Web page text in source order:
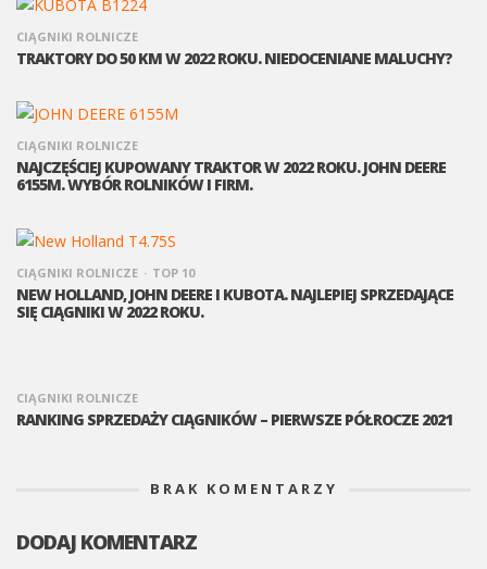
CIĄGNIKI ROLNICZE
TRAKTORY DO 50 KM W 2022 ROKU. NIEDOCENIANE MALUCHY?
CIĄGNIKI ROLNICZE
NAJCZĘŚCIEJ KUPOWANY TRAKTOR W 2022 ROKU. JOHN DEERE
6155M. WYBÓR ROLNIKÓW I FIRM.
CIĄGNIKI ROLNICZE TOP 10
NEW HOLLAND, JOHN DEERE I KUBOTA. NAJLEPIEJ SPRZEDAJĄCE
SIĘ CIĄGNIKI W 2022 ROKU.
CIĄGNIKI ROLNICZE
RANKING SPRZEDAŻY CIĄGNIKÓW – PIERWSZE PÓŁROCZE 2021
BRAK KOMENTARZY
DODAJ KOMENTARZ